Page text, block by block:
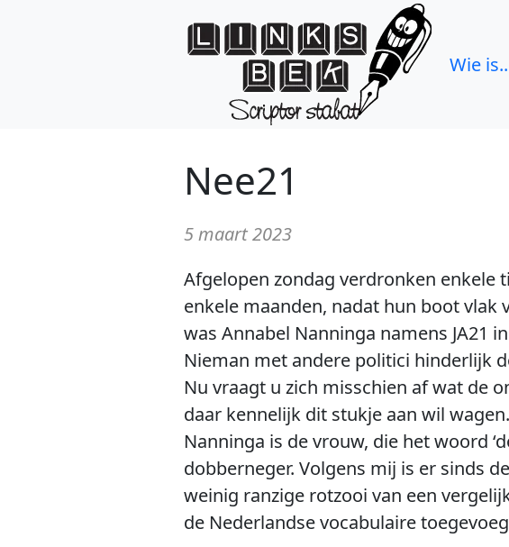
Wie
Nee21
5 maart 2023
Afgelopen zondag verdronken enkele
enkele maanden, nadat hun boot
was Annabel Nanninga namens JA21
Nieman met andere politici hinderlijk
Nu vraagt u zich misschien af wat de
daar kennelijk dit stukje aan wil
Nanninga is de vrouw, die het woord
dobberneger. Volgens mij is er sinds
weinig ranzige rotzooi van een
de Nederlandse vocabulaire